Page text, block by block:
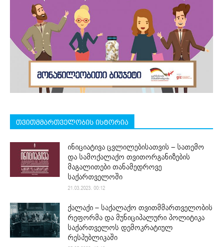
თვითმმართველობის ისტორია
ინიციატივა ცვლილებისათვის – სათემო
და სამოქალაქო თვითორგანიზების
მაგალითები თანამედროვე
საქართველოში
21.03.2023. 00:12
ქალაქი – საქალაქო თვითმმართველობის
რეფორმა და მუნიციპალური პოლიტიკა
საქართველოს დემოკრატიულ
რესპუბლიკაში